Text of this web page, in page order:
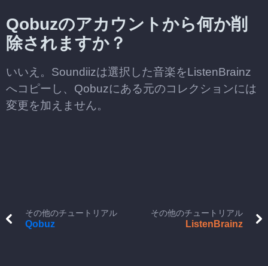
Qobuzのアカウントから何か削
除されますか？
いいえ。Soundiizは選択した音楽をListenBrainz
へコピーし、Qobuzにある元のコレクションには
変更を加えません。
その他のチュートリアル
Qobuz
その他のチュートリアル
ListenBrainz